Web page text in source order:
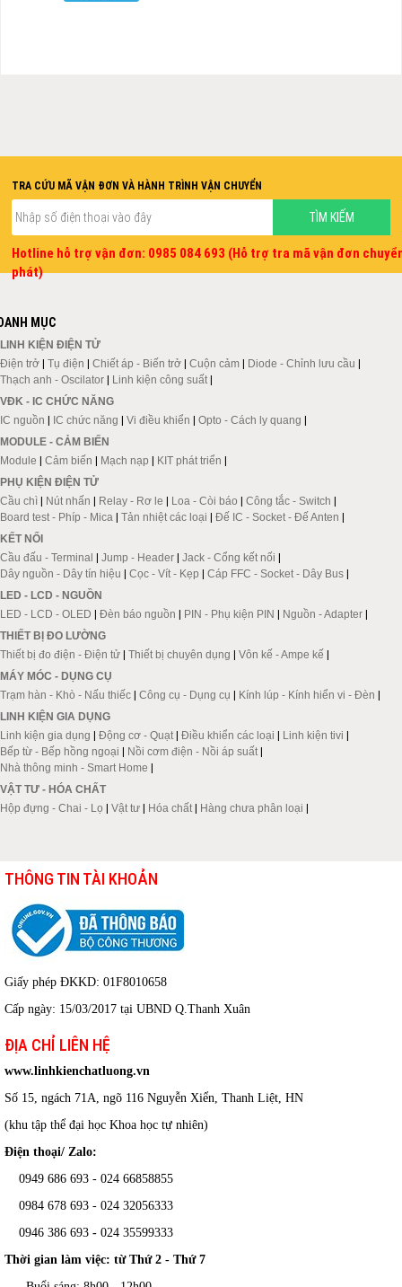
TRA CỨU MÃ VẬN ĐƠN VÀ HÀNH TRÌNH VẬN CHUYỂN
Hotline hỗ trợ vận đơn: 0985 084 693 (Hỗ trợ tra mã vận đơn
phát)
MỤC
LINH KIỆN ĐIỆN TỬ
Điện trở | Tụ điện | Chiết áp - Biến trở | Cuộn cảm | Diode - Chỉnh lưu cầu |
Thạch anh - Oscilator | Linh kiện công suất |
VĐK - IC CHỨC NĂNG
IC nguồn | IC chức năng | Vi điều khiển | Opto - Cách ly quang |
MODULE - CẢM BIẾN
Module | Cảm biến | Mạch nạp | KIT phát triển |
PHỤ KIỆN ĐIỆN TỬ
Cầu chì | Nút nhấn | Relay - Rơ le | Loa - Còi báo | Công tắc - Switch |
Board test - Phíp - Mica | Tản nhiệt các loại | Đế IC - Socket - Đế Anten |
KẾT NỐI
Cầu đấu - Terminal | Jump - Header | Jack - Cổng kết nối |
Dây nguồn - Dây tín hiệu | Cọc - Vít - Kẹp | Cáp FFC - Socket - Dây Bus |
LED - LCD - NGUỒN
LED - LCD - OLED | Đèn báo nguồn | PIN - Phụ kiện PIN | Nguồn - Adapter |
THIẾT BỊ ĐO LƯỜNG
Thiết bị đo điện - Điện tử | Thiết bị chuyên dụng | Vôn kế - Ampe kế |
MÁY MÓC - DỤNG CỤ
Trạm hàn - Khò - Nấu thiếc | Công cụ - Dụng cụ | Kính lúp - Kính hiển vi - Đèn |
LINH KIỆN GIA DỤNG
Linh kiện gia dụng | Động cơ - Quạt | Điều khiển các loại | Linh kiện tivi |
Bếp từ - Bếp hồng ngoại | Nồi cơm điện - Nồi áp suất |
Nhà thông minh - Smart Home |
VẬT TƯ - HÓA CHẤT
Hộp đựng - Chai - Lọ | Vật tư | Hóa chất | Hàng chưa phân loại |
THÔNG TIN TÀI KHOẢN
Giấy phép ĐKKD: 01F8010658
Cấp ngày: 15/03/2017 tại UBND Q.Thanh Xuân
ĐỊA CHỈ LIÊN HỆ
www.linhkienchatluong.vn
Số 15, ngách 71A, ngõ 116 Nguyễn Xiển, Thanh Liệt, HN
(khu tập thể đại học Khoa học tự nhiên)
Điện thoại/ Zalo:
0949 686 693 - 024 66858855
0984 678 693 - 024 32056333
0946 386 693 - 024 35599333
Thời gian làm việc: từ Thứ 2 - Thứ 7